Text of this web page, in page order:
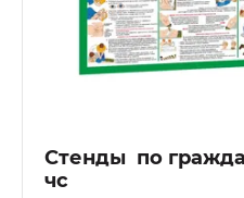
Стенды по
чс